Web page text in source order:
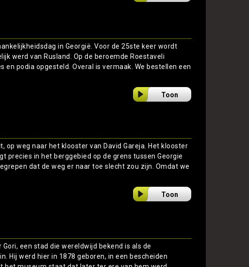
in Georgië. Voor de 25ste keer wordt
werd van Rusland. Op de beroemde Roestaveli
en podia opgesteld. Overal is vermaak. We bestellen een
Toon
op weg naar het klooster van David Gareja. Het klooster
precies in het berggebied op de grens tussen Georgie
dat de weg er naar toe slecht zou zijn. Omdat we
Toon
Gori, een stad die wereldwijd bekend is als de
Hij werd hier in 1878 geboren, in een bescheiden